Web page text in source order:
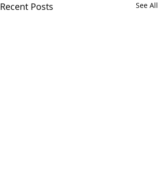
Recent Posts See All